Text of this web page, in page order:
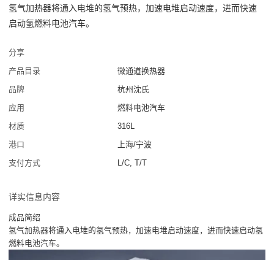
氢气加热器将通入电堆的氢气预热，加速电堆启动速度，进而快速
启动氢燃料电池汽车。
分享
产品目录
微通道换热器
品牌
杭州沈氏
应用
燃料电池汽车
材质
316L
港口
上海/宁波
支付方式
L/C, T/T
详实信息内容
成品简绍
氢气加热器将通入电堆的氢气预热，加速电堆启动速度，进而快速启动氢
燃料电池汽车。